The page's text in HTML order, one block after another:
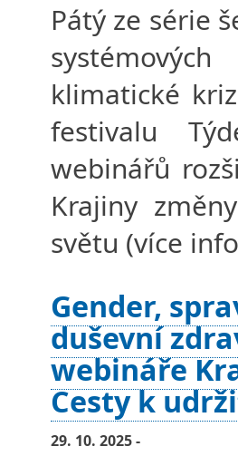
Pátý ze série
klimatické
festivalu
webinářů
Krajiny
světu (více
Gender,
duševní
webináře
Cesty k
29. 10. 2025 -